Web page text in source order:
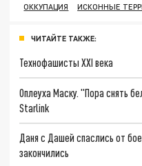
ОККУПАЦИЯ
ИСКОННЫЕ
ЧИТАЙТЕ ТАКЖЕ:
Технофашисты XXI века
Оплеуха Маску. "Пора снять
Starlink
Даня с Дашей спаслись от
закончились